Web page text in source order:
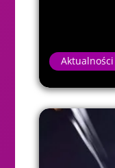
Aktualności